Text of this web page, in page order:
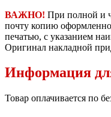
ВАЖНО! При полной и
почту копию
печатью, с указанием
Оригинал накладной
Информация
Товар оплачивается по